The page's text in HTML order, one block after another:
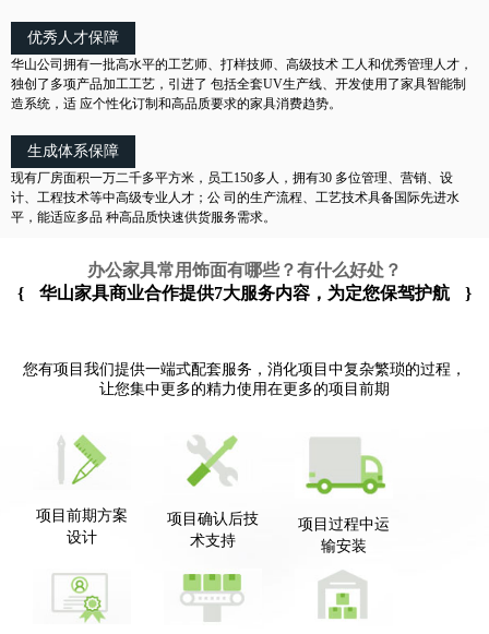
优秀人才保障
华山公司拥有一批高水平的工艺师、打样技师、高级技术 工人和优秀管理人才，
独创了多项产品加工工艺，引进了 包括全套UV生产线、开发使用了家具智能制
造系统，适 应个性化订制和高品质要求的家具消费趋势。
生成体系保障
现有厂房面积一万二千多平方米，员工150多人，拥有30 多位管理、营销、设
计、工程技术等中高级专业人才；公 司的生产流程、工艺技术具备国际先进水
平，能适应多品 种高品质快速供货服务需求。
办公家具常用饰面有哪些？有什么好处？
{
华山家具商业合作提供7大服务内容，为定您保驾护航 }
您有项目我们提供一端式配套服务，消化项目中复杂繁琐的过程，
让您集中更多的精力使用在更多的项目前期
项目前期方案
设计
项目确认后技
术支持
项目过程中运
输安装